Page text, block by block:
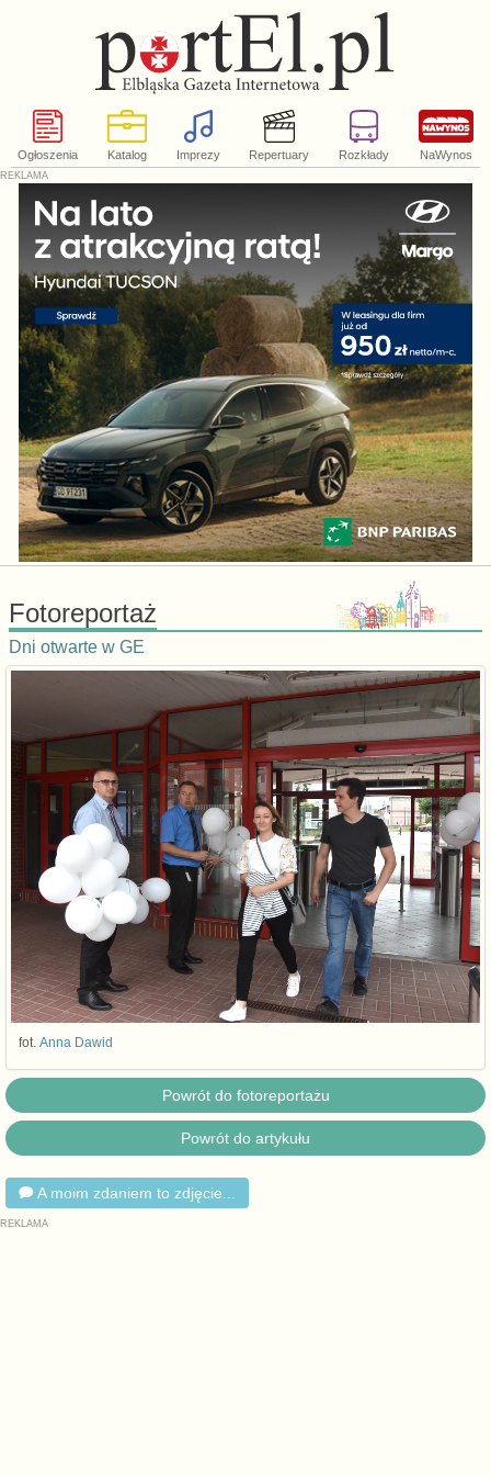
Ogłoszenia Katalog Imprezy Repertuary Rozkłady NaWynos
Fotoreportaż
Dni otwarte w GE
fot. Anna Dawid
Powrót do fotoreportażu
Powrót do artykułu
A moim zdaniem to zdjęcie...